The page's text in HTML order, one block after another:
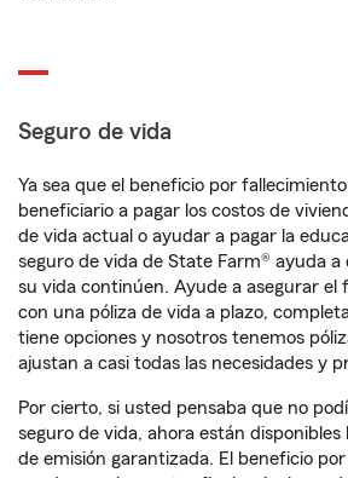
Seguro de vida
Ya sea que el beneficio por
beneficiario a pagar los costos de
de vida actual o ayudar a pagar la
seguro de vida de State Farm® ayuda
su vida continúen. Ayude a asegurar el
con una póliza de vida a plazo,
tiene opciones y nosotros tenemos
ajustan a casi todas las necesidades y
Por cierto, si usted pensaba que no
seguro de vida, ahora están disponibles
de emisión garantizada. El beneficio